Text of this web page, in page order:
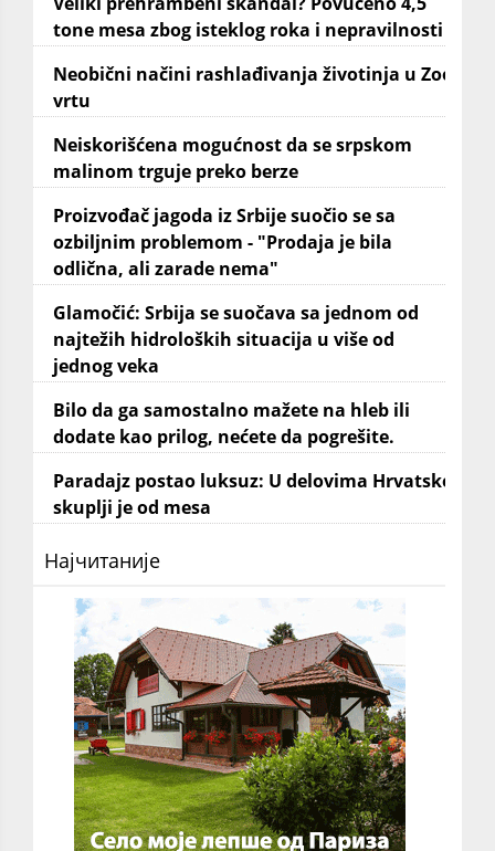
tone mesa zbog isteklog roka i nepravilnosti
Neobični načini rashlađivanja životinja u Zoo
vrtu
Neiskorišćena mogućnost da se srpskom
malinom trguje preko berze
Proizvođač jagoda iz Srbije suočio se sa
ozbiljnim problemom - "Prodaja je bila
odlična, ali zarade nema"
Glamočić: Srbija se suočava sa jednom od
najtežih hidroloških situacija u više od
jednog veka
Bilo da ga samostalno mažete na hleb ili
dodate kao prilog, nećete da pogrešite.
Paradajz postao luksuz: U delovima Hrvatske
skuplji je od mesa
Најчитаније